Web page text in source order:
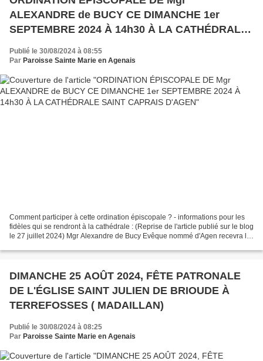
ALEXANDRE de BUCY CE DIMANCHE 1er
SEPTEMBRE 2024 À 14h30 À LA CATHÉDRALE
Publié le 30/08/2024 à 08:55
Par Paroisse Sainte Marie en Agenais
Comment participer à cette ordination épiscopale ? - informations pour les
fidèles qui se rendront à la cathédrale : (Reprise de l'article publié sur le blog
le 27 juillet 2024) Mgr Alexandre de Bucy Evêque nommé d'Agen recevra la
DIMANCHE 25 AOÛT 2024, FÊTE PATRONALE
DE L'ÉGLISE SAINT JULIEN DE BRIOUDE À
TERREFOSSES ( MADAILLAN)
Publié le 30/08/2024 à 08:25
Par Paroisse Sainte Marie en Agenais